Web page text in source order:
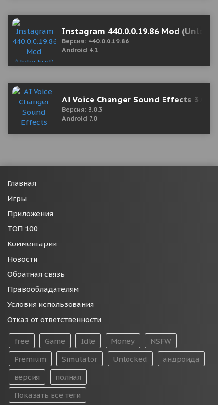
Instagram 440.0.0.19.86 Mod
Версия: 440.0.0.19.86
Android 4.1
AI Voice Changer Sound Effects 3.0.3
Версия: 3.0.3
Android 7.0
Главная
Игры
Приложения
ТОП 100
Комментарии
Новости
Обратная связь
Правообладателям
Условия использования
Отказ от ответственности
free Game Idle Money
NSFW
Premium
Simulator Unlocked
андроида
версия
полная
Показать все теги